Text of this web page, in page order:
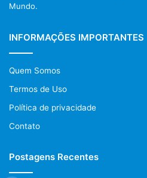
Mundo.
INFORMAÇÕES IMPORTANTES
Quem Somos
Termos de Uso
Política de privacidade
Contato
Postagens Recentes